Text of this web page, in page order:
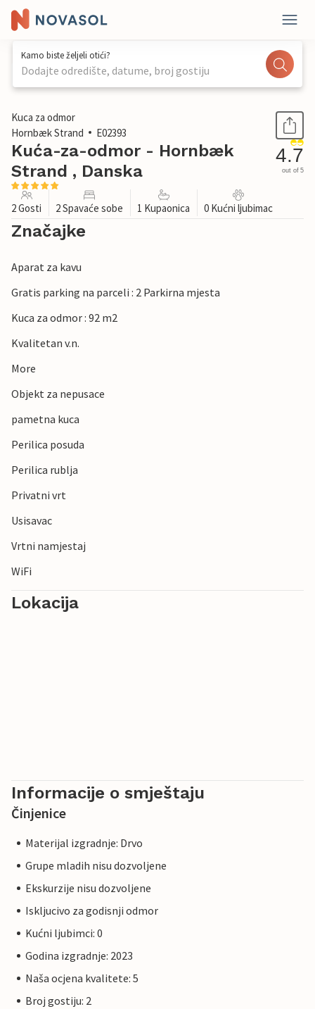
Kamo biste željeli otići?
Dodajte odredište, datume, broj gostiju
1 / 23
Kuca za odmor
Hornbæk Strand
E02393
Kuća-za-odmor - Hornbæk
Strand , Danska
4.7
out of 5
2 Gosti 2 Spavaće sobe 1 Kupaonica 0 Kućni ljubimac
Značajke
Aparat za kavu
Gratis parking na parceli : 2 Parkirna mjesta
Kuca za odmor : 92 m2
Kvalitetan v.n.
More
Objekt za nepusace
pametna kuca
Perilica posuda
Perilica rublja
Privatni vrt
Usisavac
Vrtni namjestaj
WiFi
Lokacija
Informacije o smještaju
Činjenice
Materijal izgradnje: Drvo
Grupe mladih nisu dozvoljene
Ekskurzije nisu dozvoljene
Iskljucivo za godisnji odmor
Kućni ljubimci: 0
Godina izgradnje: 2023
Naša ocjena kvalitete: 5
Broj gostiju: 2